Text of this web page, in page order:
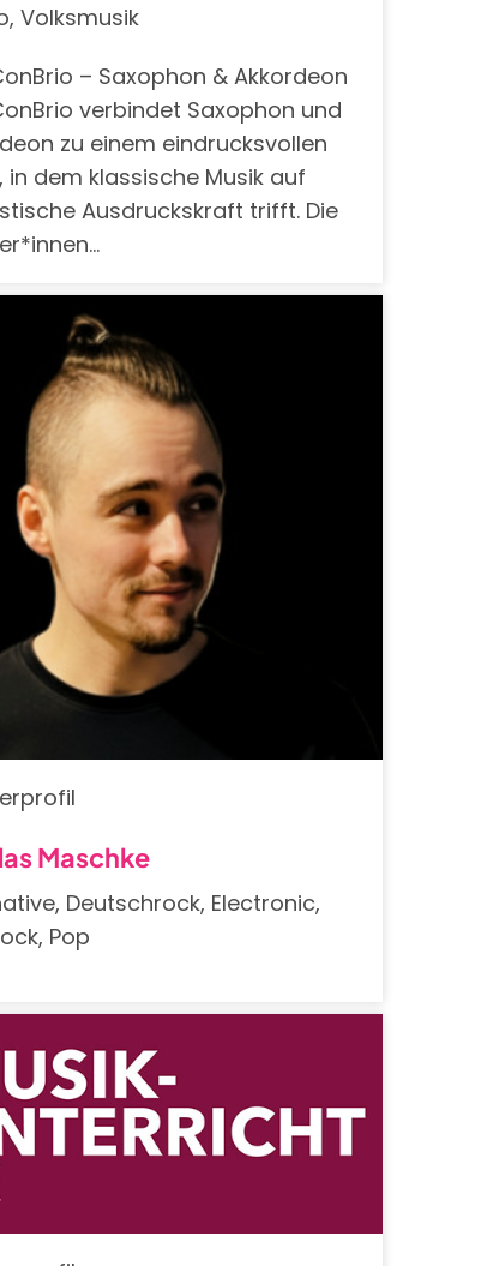
Volksmusik
– Saxophon & Akkordeon
verbindet Saxophon und
zu einem eindrucksvollen
in dem klassische Musik auf
Ausdruckskraft trifft. Die
Maschke
Deutschrock, Electronic,
Pop